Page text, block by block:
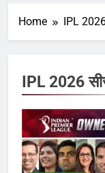
Home IPL
IPL 2026